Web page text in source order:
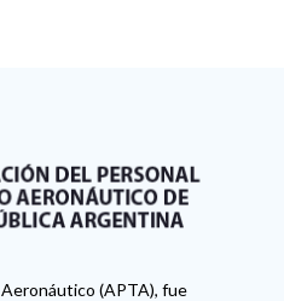
(APTA), fue